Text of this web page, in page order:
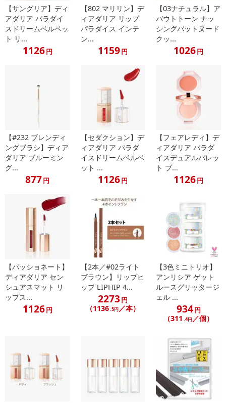
合がございます。
あらかじめご了承いただいた上でお申込みください。なお、本理由
によるお申込み後のキャンセル・返品交換は対応いたしかねます。
【お支払いについて】
【発送・お届け・商品について】
※お申込み頂きました商品の同梱、お届けの日時指定はいたしかね
※お客様のご都合でお受取りいただけない場合、商品の再発送や返
金はいたしかねます。
また、お届け日時のご指定は、お受けできません。宅配業者からの
不在票にてご対応ください。
※発送予定日は前後する場合がございます。また商品によって発送
※dショッピングサンプル百貨店よりお届けする商品は、ご利用いた
だいた後のご感想をいただくことを目的としており、転売等は固く
禁じます。
転売等、目的以外での利用が確認された場合は、サービス利用を停
止させていただきます。
【配送伝票番号について】
※こちらの商品については商品の発送完了後、
配送伝票番号がマイページに表示されない場合もございます。予
めご了承ください。
【サングリア】ディ
アダリア パラダイ
スドリームベルベッ
ト リ...
1126円
【802 マリリン】デ
ィアダリア リップ
パラダイス インテ
ン...
1159円
【03ナチュラル】ア
バウトトーン ナッ
シングバットヌード
クッ...
1026円
【#232 ブレンディ
ングブラシ】ディア
ダリア ブルーミン
グ...
877円
【セダクション】デ
ィアダリア パラダ
イスドリームベルベ
ット ...
1126円
【フェアレディ】デ
ィアダリア パラダ
イスデュアルパレッ
ト ブ...
1126円
【パッショネート】
ディアダリア セン
シュアスマット リ
ップス...
1126円
【2本／#02ライト
ブラウン】リップヒ
ップ LIPHIP 4...
2273円
（1136.5円／本）
【3色ミニトリオ】
アンリシア ゲット
ルースグリッタージ
ェル ...
934円
（311 .4円／個）